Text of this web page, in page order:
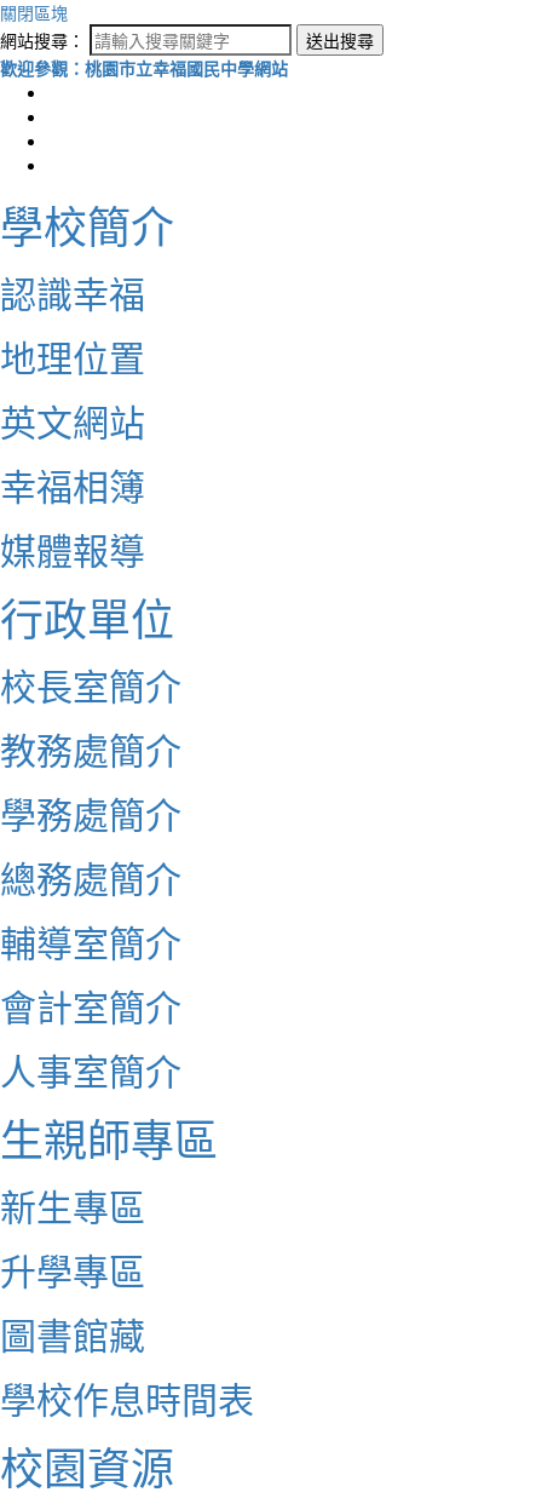
關閉區塊
網站搜尋：
送出搜尋
歡迎參觀：桃園市立幸福國民中學網站
學校簡介
認識幸福
地理位置
英文網站
幸福相簿
媒體報導
行政單位
校長室簡介
教務處簡介
學務處簡介
總務處簡介
輔導室簡介
會計室簡介
人事室簡介
生親師專區
新生專區
升學專區
圖書館藏
學校作息時間表
校園資源